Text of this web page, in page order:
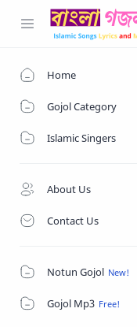
Home
Gojol Category
Islamic Singers
About Us
Contact Us
Notun Gojol
Gojol Mp3